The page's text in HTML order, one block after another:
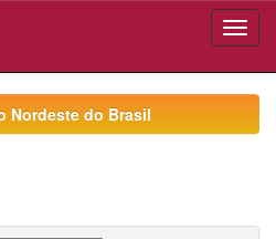
Nordeste do Brasil